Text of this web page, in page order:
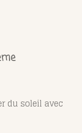
du soleil avec